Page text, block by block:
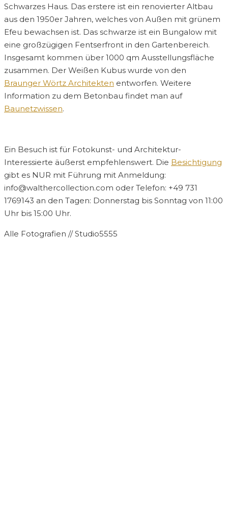
Schwarzes Haus. Das erstere ist ein renovierter Altbau
aus den 1950er Jahren, welches von Außen mit grünem
Efeu bewachsen ist. Das schwarze ist ein Bungalow mit
eine großzügigen Fentserfront in den Gartenbereich.
Insgesamt kommen über 1000 qm Ausstellungsfläche
zusammen. Der Weißen Kubus wurde von den
Braunger Wörtz Architekten entworfen. Weitere
Information zu dem Betonbau findet man auf
Baunetzwissen.
Ein Besuch ist für Fotokunst- und Architektur-
Interessierte äußerst empfehlenswert. Die Besichtigung
gibt es NUR mit Führung mit Anmeldung:
info@walthercollection.com oder Telefon: +49 731
1769143 an den Tagen: Donnerstag bis Sonntag von 11:00
Uhr bis 15:00 Uhr.
Alle Fotografien // Studio5555